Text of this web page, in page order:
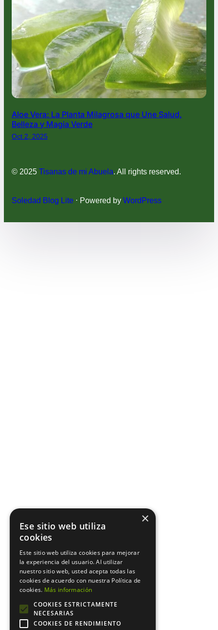
Aloe Vera: La Planta Milagrosa que Une Salud,
Belleza y Magia Verde
Oct 2, 2025
© 2025 Tisanas de mi Abuela. All rights reserved.
Soledad Blog Lite ⋅ Powered by WordPress
×
Ese sitio web utiliza
cookies
Este sitio web utiliza cookies para mejorar
la experiencia del usuario. Al utilizar
nuestro sitio web, usted acepta todas las
cookies de acuerdo con nuestra Política de
cookies. Más información
COOKIES ESTRICTAMENTE
NECESARIAS
COOKIES DE RENDIMIENTO